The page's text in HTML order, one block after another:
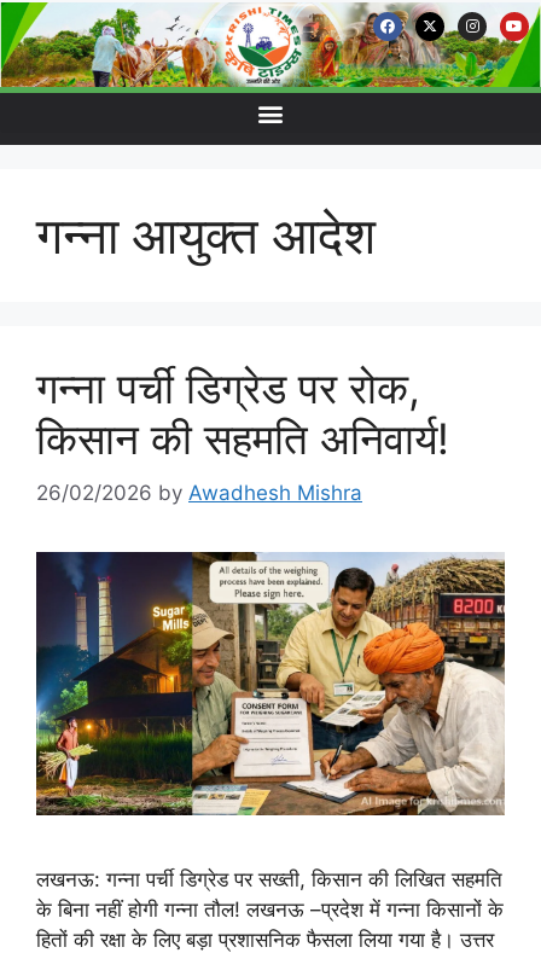
गन्ना आयुक्त आदेश
गन्ना पर्ची डिग्रेड पर रोक,
किसान की सहमति अनिवार्य!
26/02/2026 by Awadhesh Mishra
लखनऊ: गन्ना पर्ची डिग्रेड पर सख्ती, किसान की लिखित सहमति
के बिना नहीं होगी गन्ना तौल! लखनऊ –प्रदेश में गन्ना किसानों के
हितों की रक्षा के लिए बड़ा प्रशासनिक फैसला लिया गया है। उत्तर